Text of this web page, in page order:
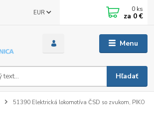
Menu
EUR
Hľadať
0 ks
za 0 €
51390 Elektrická lokomotíva ČSD so zvukom, PIKO